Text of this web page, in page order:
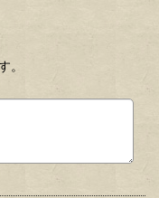
。